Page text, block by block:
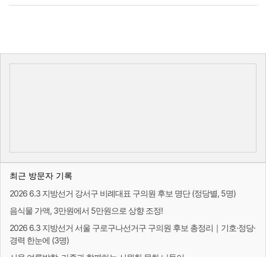
최근 방문자 기록
2026 6.3 지방선거 강서구 비례대표 구의원 후보 명단 (정당별, 5명)
음식물 가액, 3만원에서 5만원으로 상향 조정!
2026 6.3 지방선거 서울 구로구나선거구 구의원 후보 총정리｜기호·정당·
경력 한눈에 (3명)